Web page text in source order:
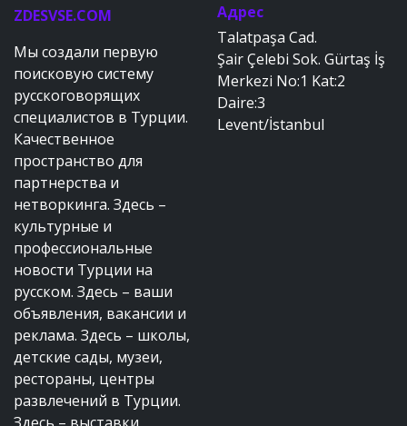
ZDESVSE.COM
Мы создали первую
поисковую систему
русскоговорящих
специалистов в Турции.
Качественное
пространство для
партнерства и
нетворкинга. Здесь –
культурные и
профессиональные
новости Турции на
русском. Здесь – ваши
объявления, вакансии и
реклама. Здесь – школы,
детские сады, музеи,
рестораны, центры
развлечений в Турции.
Адрес
Talatpaşa Cad.
Şair Çelebi Sok. Gürtaş İş
Merkezi No:1 Kat:2
Daire:3
Levent/İstanbul